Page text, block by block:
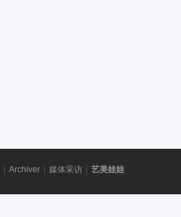
Archiver 媒体采访 艺美娃娃